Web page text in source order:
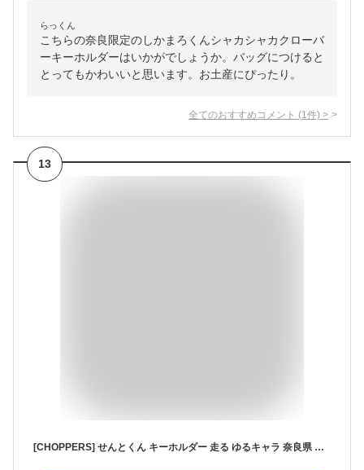
らっくん
こちらの奈良限定のしかまろくんシャカシャカクローバ
ーキーホルダーはいかがでしょうか。バッグにつけると
とってもかわいいと思います。お土産にぴったり。
全てのおすすめコメント (1 件) >
13
[CHOPPERS] せんとくん キーホルダー 走る ゆるキャラ 奈良県 平城遷都1300年 きもカワ